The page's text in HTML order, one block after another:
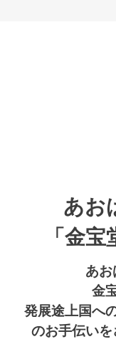
あお
「金
あお
金
発展途上国へ
のお手伝いを